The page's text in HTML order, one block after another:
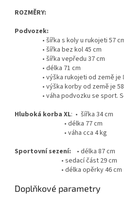
ROZMĚRY:
Podvozek:
• šířka s koly u rukojeti 57
• šířka bez kol 45 cm
• šířka vepředu 37 cm
• délka 71 cm
• výška rukojeti od země je
• výška korby od země je 58
• váha podvozku se sport.
Hluboká korba XL: • šířka 34 cm
• délka 77 cm
• váha cca 4 kg
Sportovní sezení: • délka 87 cm
• sedací část 29 cm
• délka opěrky 46 cm
Doplňkové parametry